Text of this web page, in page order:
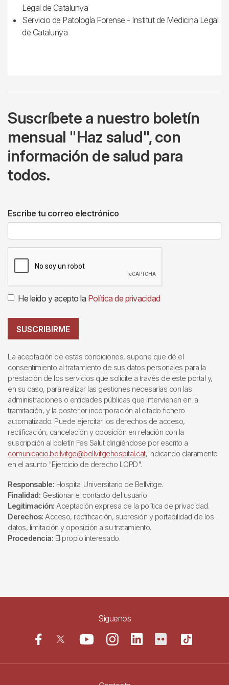
Legal de Catalunya
Servicio de Patología Forense - Institut de Medicina Legal
de Catalunya
Suscríbete a nuestro boletín
mensual "Haz salud", con
información de salud para
todos.
Escribe tu correo electrónico
He leído y acepto la Política de privacidad
SUSCRIBIRME
La aceptación de estas condiciones, supone que dé el
consentimiento al tratamiento de sus datos personales para la
prestación de los servicios que solicite a través de este portal y,
en su caso, para realizar las gestiones necesarias con las
administraciones o entidades públicas que intervienen en la
tramitación, y la posterior incorporación al citado fichero
automatizado. Puede ejercitar los derechos de acceso,
rectificación, cancelación y oposición en relación con la
suscripción al boletín Fes Salut dirigiéndose por escrito a
comunicacio.bellvitge@bellvitgehospital.cat, indicando claramente
en el asunto "Ejercicio de derecho LOPD".
Responsable: Hospital Universitario de Bellvitge.
Finalidad: Gestionar el contacto del usuario
Legitimación: Aceptación expresa de la política de privacidad.
Derechos: Acceso, rectificación, supresión y portabilidad de los
datos, limitación y oposición a su tratamiento.
Procedencia: El propio interesado.
Siguenos